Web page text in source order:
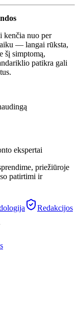
kenčia nuo per
— langai rūksta,
šį simptomą,
patikra gali
ekspertai
priežiūroje
patirtimi ir
Redakcijos